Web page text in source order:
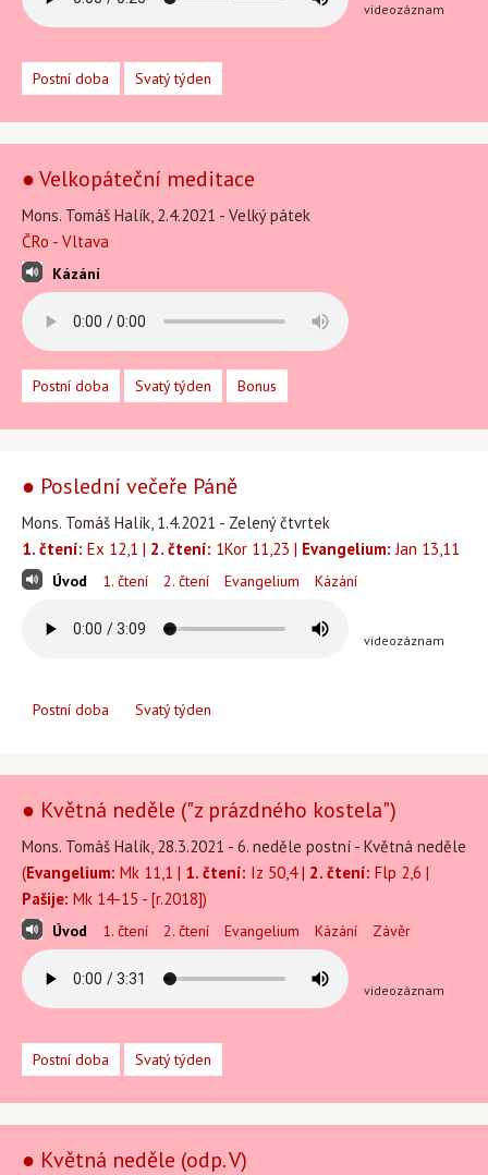
videozáznam
Postní doba Svatý týden
● Velkopáteční meditace
Mons. Tomáš Halík, 2.4.2021 - Velký pátek
ČRo - Vltava
Kázání
Postní doba Svatý týden Bonus
● Poslední večeře Páně
Mons. Tomáš Halík, 1.4.2021 - Zelený čtvrtek
1. čtení: Ex 12,1 | 2. čtení: 1Kor 11,23 | Evangelium: Jan 13,11
Úvod 1. čtení 2. čtení Evangelium Kázání
videozáznam
Postní doba Svatý týden
● Květná neděle ("z prázdného kostela")
Mons. Tomáš Halík, 28.3.2021 - 6. neděle postní - Květná neděle
(Evangelium: Mk 11,1 | 1. čtení: Iz 50,4 | 2. čtení: Flp 2,6 |
Pašije: Mk 14-15 - [r.2018])
Úvod 1. čtení 2. čtení Evangelium Kázání Závěr
videozáznam
Postní doba Svatý týden
● Květná neděle (odp. V)